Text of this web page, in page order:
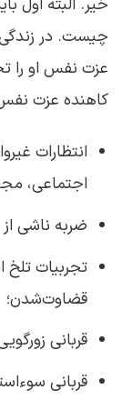
چیست. در
عزت نفس او را
کاهنده عزت نفس
انتظارات
اجتماعی،
ضربه ناشی از
تجربیات تلخ
قضاوت‌شدن؛
قربانی
قربانی